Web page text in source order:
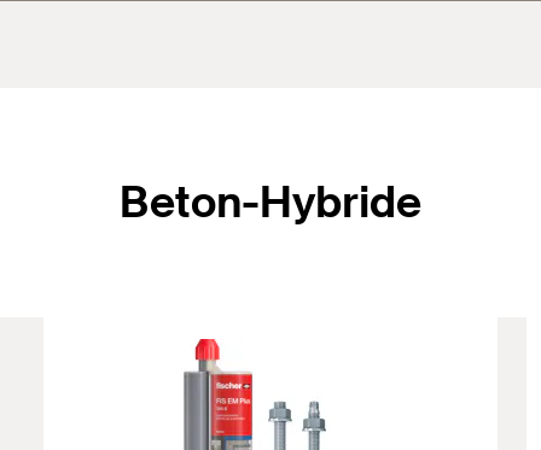
Beton-Hybride